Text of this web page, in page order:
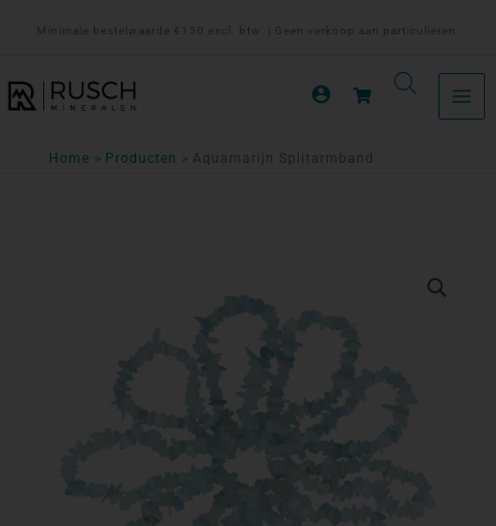
inhoud
Minimale bestelwaarde €150 excl. btw. | Geen verkoop aan particulieren.
Home Producten Aquamarijn Splitarmband